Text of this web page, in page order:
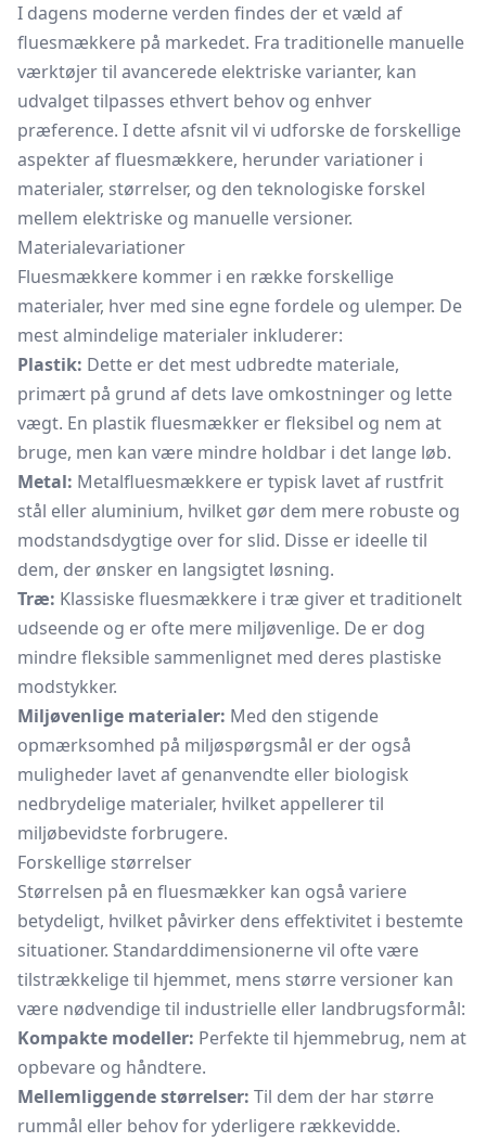
I dagens moderne verden findes der et væld af
fluesmækkere på markedet. Fra traditionelle manuelle
værktøjer til avancerede elektriske varianter, kan
udvalget tilpasses ethvert behov og enhver
præference. I dette afsnit vil vi udforske de forskellige
aspekter af fluesmækkere, herunder variationer i
materialer, størrelser, og den teknologiske forskel
mellem elektriske og manuelle versioner.
Materialevariationer
Fluesmækkere kommer i en række forskellige
materialer, hver med sine egne fordele og ulemper. De
mest almindelige materialer inkluderer:
Plastik: Dette er det mest udbredte materiale,
primært på grund af dets lave omkostninger og lette
vægt. En plastik fluesmækker er fleksibel og nem at
bruge, men kan være mindre holdbar i det lange løb.
Metal: Metalfluesmækkere er typisk lavet af rustfrit
stål eller aluminium, hvilket gør dem mere robuste og
modstandsdygtige over for slid. Disse er ideelle til
dem, der ønsker en langsigtet løsning.
Træ: Klassiske fluesmækkere i træ giver et traditionelt
udseende og er ofte mere miljøvenlige. De er dog
mindre fleksible sammenlignet med deres plastiske
modstykker.
Miljøvenlige materialer: Med den stigende
opmærksomhed på miljøspørgsmål er der også
muligheder lavet af genanvendte eller biologisk
nedbrydelige materialer, hvilket appellerer til
miljøbevidste forbrugere.
Forskellige størrelser
Størrelsen på en fluesmækker kan også variere
betydeligt, hvilket påvirker dens effektivitet i bestemte
situationer. Standarddimensionerne vil ofte være
tilstrækkelige til hjemmet, mens større versioner kan
være nødvendige til industrielle eller landbrugsformål:
Kompakte modeller: Perfekte til hjemmebrug, nem at
opbevare og håndtere.
Mellemliggende størrelser: Til dem der har større
rummål eller behov for yderligere rækkevidde.